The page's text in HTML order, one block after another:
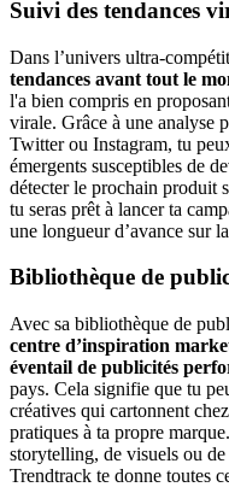
Suivi des tendances
Dans l’univers ultra-
tendances avant tout le
l'a bien compris en
virale. Grâce à une analyse
Twitter ou Instagram, tu
émergents susceptibles de
détecter le prochain produit
tu seras prêt à lancer ta
une longueur d’avance sur
Bibliothèque de
Avec sa bibliothèque de
centre d’inspiration
éventail de publicités
pays. Cela signifie que tu
créatives qui cartonnent
pratiques à ta propre
storytelling, de visuels ou
Trendtrack te donne toutes